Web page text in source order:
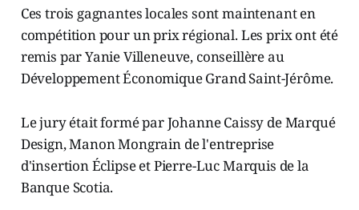
Ces trois gagnantes locales sont maintenant en
compétition pour un prix régional. Les prix ont été
remis par Yanie Villeneuve, conseillère au
Développement Économique Grand Saint-Jérôme.
Le jury était formé par Johanne Caissy de Marqué
Design, Manon Mongrain de l'entreprise
d'insertion Éclipse et Pierre-Luc Marquis de la
Banque Scotia.